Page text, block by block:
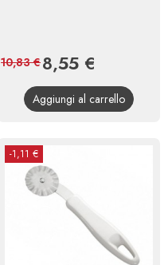
Prezzo
8,55 €
base
10,83 €
Aggiungi al carrello
-1,11 €